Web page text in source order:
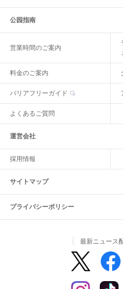
公园指南
営業時間のご案内
料金のご案内
バリアフリーガイド
よくあるご質問
運営会社
採用情報
サイトマップ
プライバシーポリシー
最新ニュース